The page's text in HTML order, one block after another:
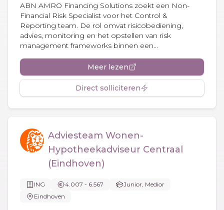
ABN AMRO Financing Solutions zoekt een Non-
Financial Risk Specialist voor het Control &
Reporting team. De rol omvat risicobediening,
advies, monitoring en het opstellen van risk
management frameworks binnen een...
Meer lezen
Direct solliciteren
Adviesteam Wonen-
Hypotheekadviseur Centraal
(Eindhoven)
ING 4.007 - 6.567
Junior, Medior
Eindhoven